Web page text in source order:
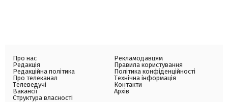
Про нас
Редакція
Редакційна політика
Про телеканал
Телеведучі
Вакансії
Структура власності
Рекламодавцям
Правила користування
Політика конфіденційності
Технічна інформація
Контакти
Архів